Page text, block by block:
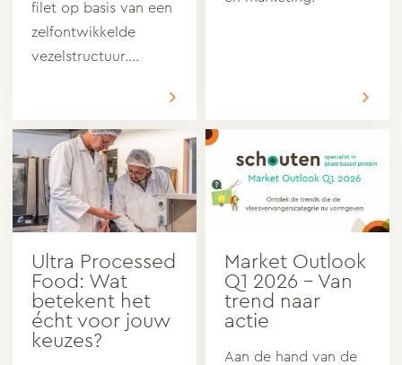
filet op basis van een
zelfontwikkelde
vezelstructuur….
Ultra Processed
Food: Wat
betekent het
écht voor jouw
keuzes?
Market Outlook
Q1 2026 – Van
trend naar
actie
Aan de hand van de